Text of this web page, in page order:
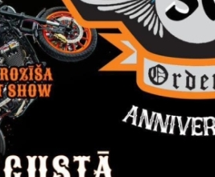
2026
Laiks
Visu dienu